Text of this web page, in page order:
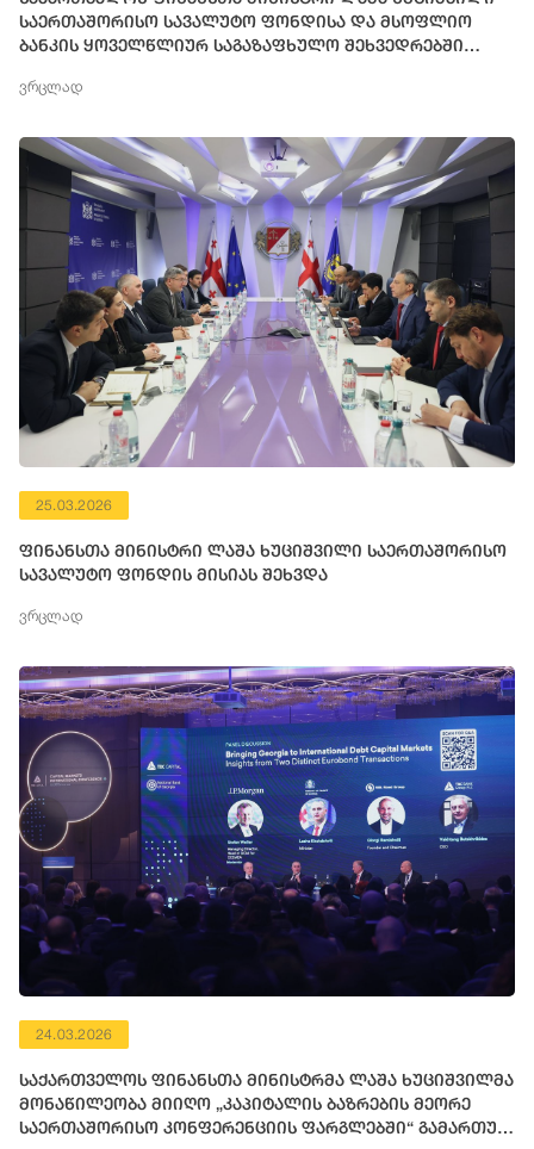
საერთაშორისო სავალუტო ფონდისა და მსოფლიო
ბანკის ყოველწლიურ საგაზაფხულო შეხვედრებში
ვრცლად
25.03.2026
ფინანსთა მინისტრი ლაშა ხუციშვილი საერთაშორისო
სავალუტო ფონდის მისიას შეხვდა
ვრცლად
24.03.2026
საქართველოს ფინანსთა მინისტრმა ლაშა ხუციშვილმა
მონაწილეობა მიიღო „კაპიტალის ბაზრების მეორე
საერთაშორისო კონფერენციის ფარგლებში“ გამართულ